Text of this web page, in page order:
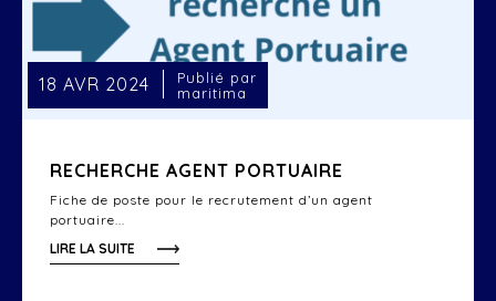
18 AVR 2024
Publié par
maritima
RECHERCHE AGENT PORTUAIRE
Fiche de poste pour le recrutement d’un agent
portuaire...
LIRE LA SUITE